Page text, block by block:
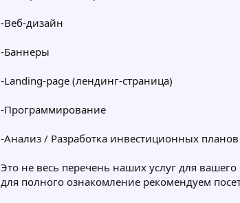
-Веб-дизайн
-Баннеры
-Landing-page (лендинг-страница)
-Программирование
-Анализ / Разработка инвестиционных планов
Это не весь перечень наших услуг для вашего
для полного ознакомление рекомендуем